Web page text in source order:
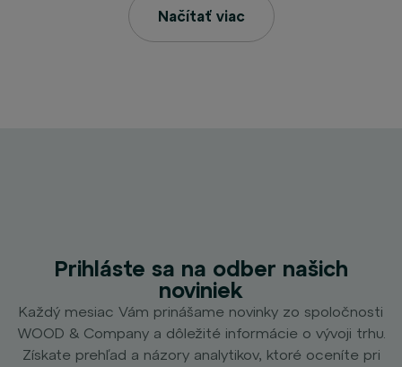
Načítať viac
Prihláste sa na odber našich
noviniek
Každý mesiac Vám prinášame novinky zo spoločnosti
WOOD & Company a dôležité informácie o vývoji trhu.
Získate prehľad a názory analytikov, ktoré oceníte pri